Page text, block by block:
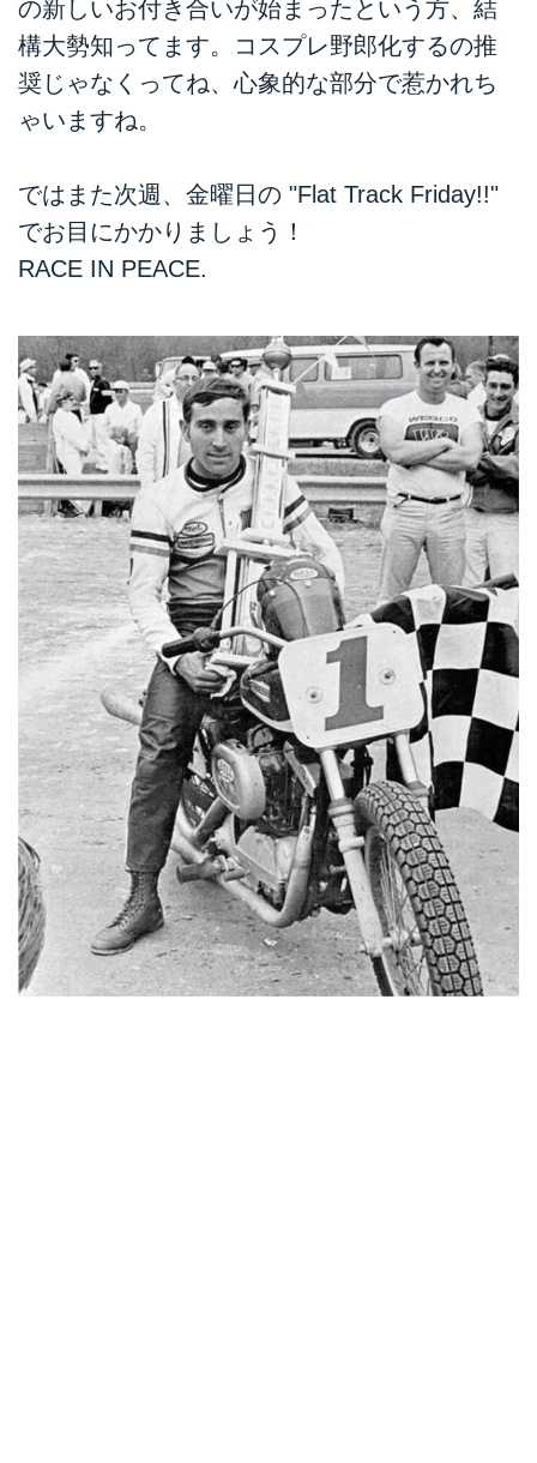
の新しいお付き合いが始まったという方、結
構大勢知ってます。コスプレ野郎化するの推
奨じゃなくってね、心象的な部分で惹かれち
ゃいますね。
ではまた次週、金曜日の "Flat Track Friday!!"
でお目にかかりましょう！
RACE IN PEACE.